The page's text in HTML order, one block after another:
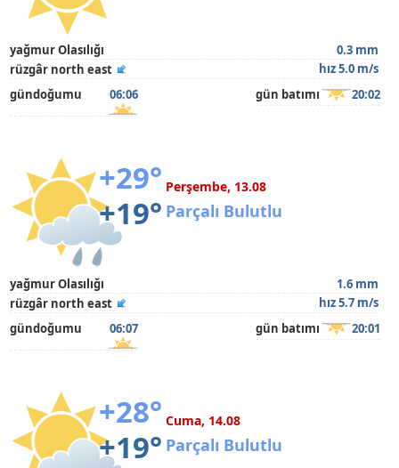
yağmur Olasılığı
0.3 mm
rüzgâr north east
hız 5.0 m/s
gündoğumu
06:06 gün batımı 20:02
+29°
+19°
Perşembe, 13.08
Parçalı Bulutlu
yağmur Olasılığı
1.6 mm
rüzgâr north east
hız 5.7 m/s
gündoğumu
06:07 gün batımı 20:01
+28°
+19°
Cuma, 14.08
Parçalı Bulutlu